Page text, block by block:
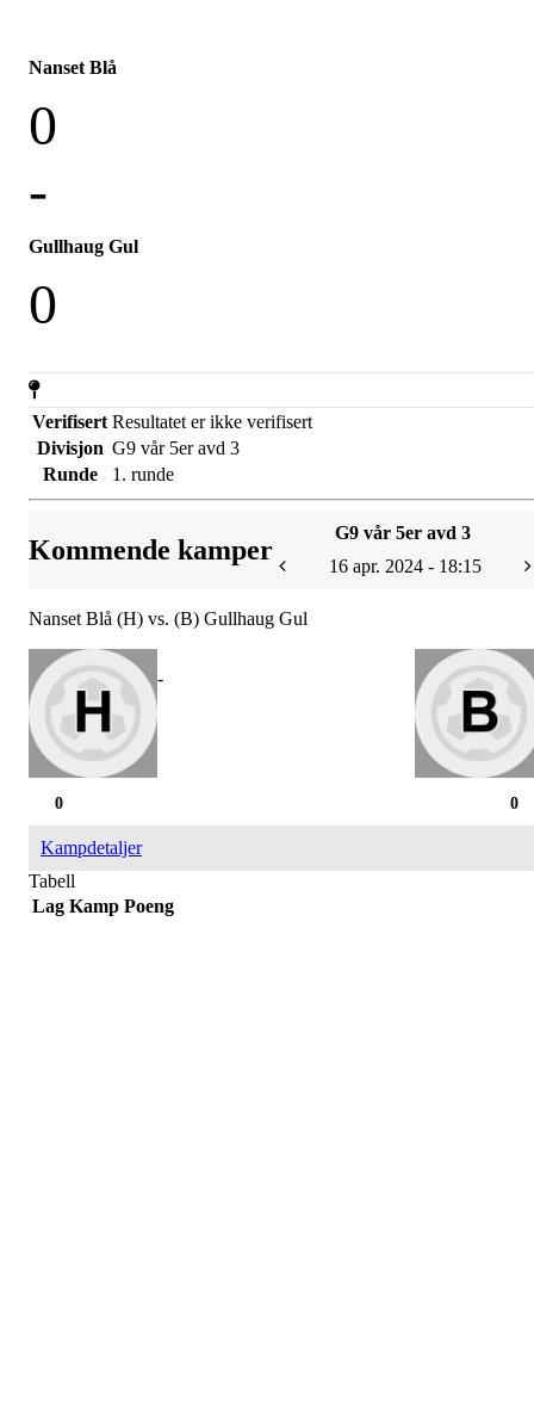
Nanset Blå
0
-
Gullhaug Gul
0
Verifisert Resultatet er ikke verifisert
Divisjon G9 vår 5er avd 3
Runde
1. runde
Kommende kamper
G9 vår 5er avd 3
16 apr. 2024 - 18:15
Nanset Blå (H) vs. (B) Gullhaug Gul
-
0
0
Kampdetaljer
Tabell
Lag Kamp Poeng